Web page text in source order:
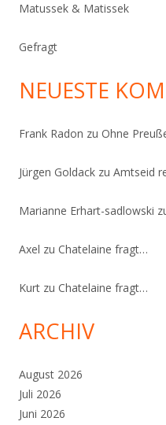
Matussek & Matissek
Gefragt
NEUESTE
Frank Radon zu Ohne
Jürgen Goldack zu Amtseid
Marianne Erhart-sadlowski
Axel zu Chatelaine fragt…
Kurt zu Chatelaine fragt…
ARCHIV
August 2026
Juli 2026
Juni 2026